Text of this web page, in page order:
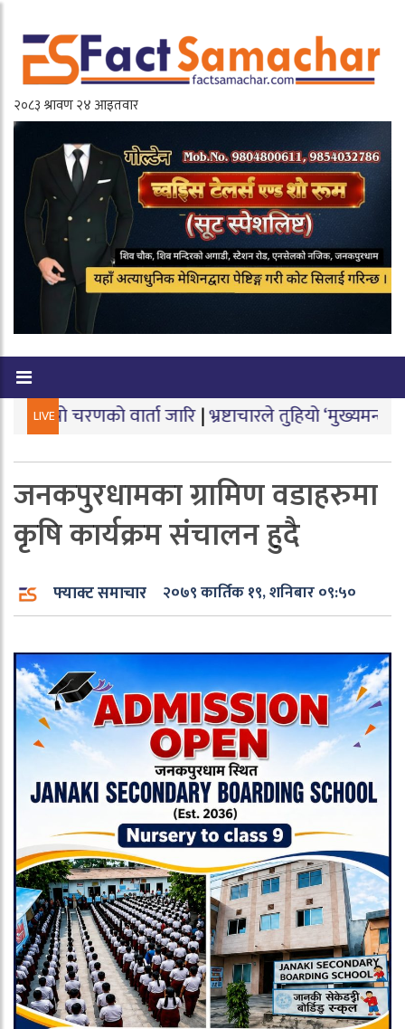
LIVE
वार्ता जारि|भ्रष्टाचारले तुहियो ‘मुख्यमन्त्री बेटी पढाऊँ,
जनकपुरधामका ग्रामिण वडाहरुमा
कृषि कार्यक्रम संचालन हुदै
फ्याक्ट समाचार २०७९ कार्तिक १९, शनिबार ०९:५०